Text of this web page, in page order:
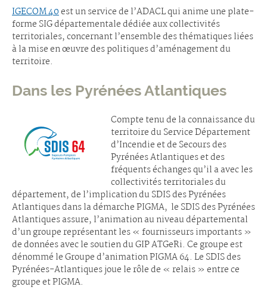
IGECOM 40est un service de l’ADACL qui anime une plate-
forme SIG départementale dédiée aux collectivités
territoriales, concernant l’ensemble des thématiques liées
à la mise en œuvre des politiques d’aménagement du
territoire.
Dans les Pyrénées Atlantiques
Compte tenu de la connaissance du
territoire du Service Département
d’Incendie et de Secours des
Pyrénées Atlantiques et des
fréquents échanges qu’il a avec les
collectivités territoriales du
département, de l’implication du SDIS des Pyrénées
Atlantiques dans la démarche PIGMA, le SDIS des Pyrénées
Atlantiques assure, l’animation au niveau départemental
d’un groupe représentant les « fournisseurs importants »
de données avec le soutien du GIP ATGeRi. Ce groupe est
dénommé le Groupe d’animation PIGMA 64. Le SDIS des
Pyrénées-Atlantiques joue le rôle de « relais » entre ce
groupe et PIGMA.